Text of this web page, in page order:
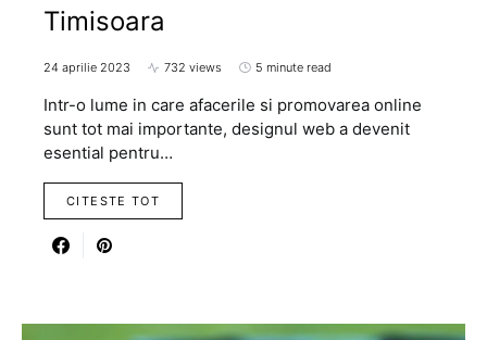
Timisoara
24 aprilie 2023 732 views 5 minute read
Intr-o lume in care afacerile si promovarea online
sunt tot mai importante, designul web a devenit
esential pentru…
CITESTE TOT